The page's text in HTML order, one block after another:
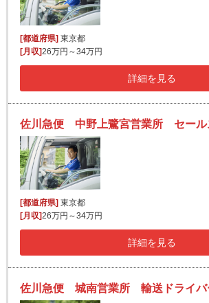
[都道府県] 東京都
[月収]26万円～34万円
詳細を見る
[都道府県]東京都
[月収]26万円～34万円
詳細を見る